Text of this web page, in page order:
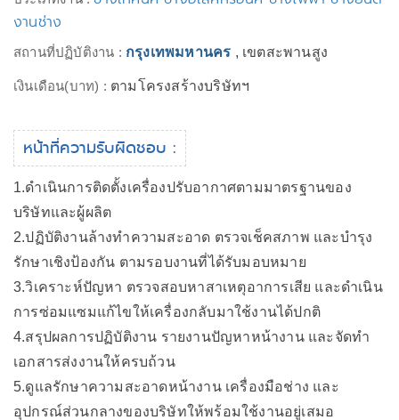
งานช่าง
สถานที่ปฏิบัติงาน : กรุงเทพมหานคร , เขตสะพานสูง
เงินเดือน(บาท) : ตามโครงสร้างบริษัทฯ
หน้าที่ความรับผิดชอบ :
1.ดำเนินการติดตั้งเครื่องปรับอากาศตามมาตรฐานของ
บริษัทและผู้ผลิต
2.ปฏิบัติงานล้างทำความสะอาด ตรวจเช็คสภาพ และบำรุง
รักษาเชิงป้องกัน ตามรอบงานที่ได้รับมอบหมาย
3.วิเคราะห์ปัญหา ตรวจสอบหาสาเหตุอาการเสีย และดำเนิน
การซ่อมแซมแก้ไขให้เครื่องกลับมาใช้งานได้ปกติ
4.สรุปผลการปฏิบัติงาน รายงานปัญหาหน้างาน และจัดทำ
เอกสารส่งงานให้ครบถ้วน
5.ดูแลรักษาความสะอาดหน้างาน เครื่องมือช่าง และ
อุปกรณ์ส่วนกลางของบริษัทให้พร้อมใช้งานอยู่เสมอ